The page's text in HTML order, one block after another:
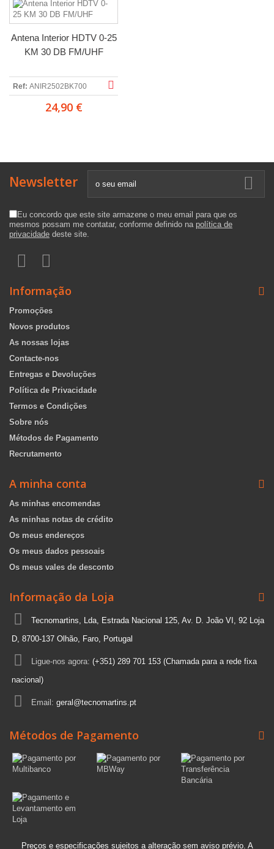
Antena Interior HDTV 0-25
KM 30 DB FM/UHF
Ref: ANIR2502BK700
24,90 €
Newsletter
Eu concordo que este site armazene o meu email para que os
mesmos possam me contatar, conforme definido na política de
privacidade deste site.
Informação
Promoções
Novos produtos
As nossas lojas
Contacte-nos
Entregas e Devoluções
Política de Privacidade
Termos e Condições
Sobre nós
Métodos de Pagamento
Recrutamento
A minha conta
As minhas encomendas
As minhas notas de crédito
Os meus endereços
Os meus dados pessoais
Os meus vales de desconto
Informação da Loja
Tecnomartins, Lda, Estrada Nacional 125, Av. D. João VI, 92 Loja
D, 8700-137 Olhão, Faro, Portugal
Ligue-nos agora: (+351) 289 701 153 (Chamada para a rede fixa
nacional)
Email: geral@tecnomartins.pt
Métodos de Pagamento
Preços e especificações sujeitos a alteração sem aviso prévio. A